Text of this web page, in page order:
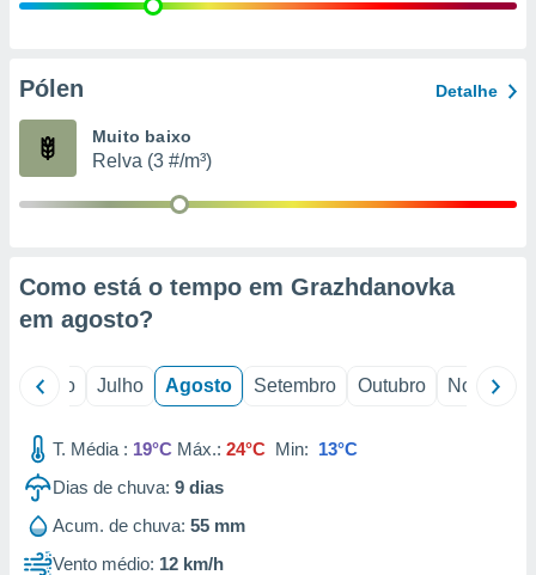
e
de
Pólen Detalhe
Muito baixo
Relva (3 #/m³)
Como está o tempo em Grazhdanovka
em agosto?
Junho Julho Agosto Setembro Outubro Novembro
T. Média : 19°C Máx.: 24°C Min: 13°C
Dias de chuva: 9 dias
Acum. de chuva: 55 mm
Vento médio: 12 km/h